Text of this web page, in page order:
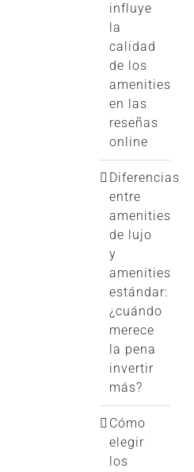
influye
la
calidad
de los
amenities
en las
reseñas
online
Diferencias
entre
amenities
de lujo
y
amenities
estándar:
¿cuándo
merece
la pena
invertir
más?
Cómo
elegir
los